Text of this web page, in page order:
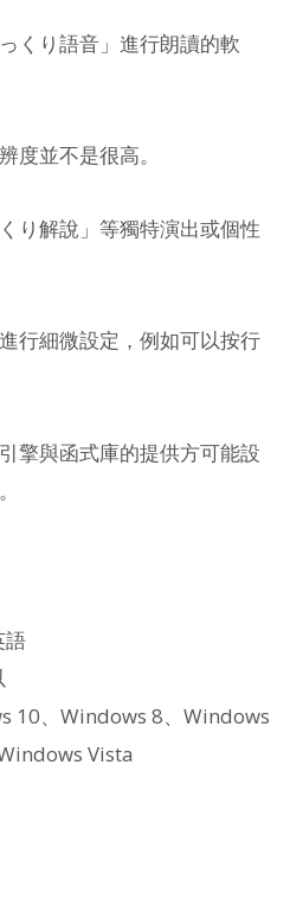
くり語音」進行朗讀的軟
度並不是很高。
り解說」等獨特演出或個性
行細微設定，例如可以按行
擎與函式庫的提供方可能設
語
10、Windows 8、Windows
Vista